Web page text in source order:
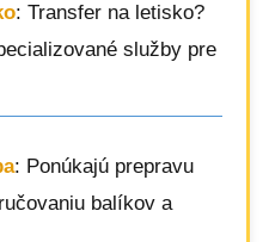
: Transfer na letisko?
služby pre
: Ponúkajú prepravu
balíkov a